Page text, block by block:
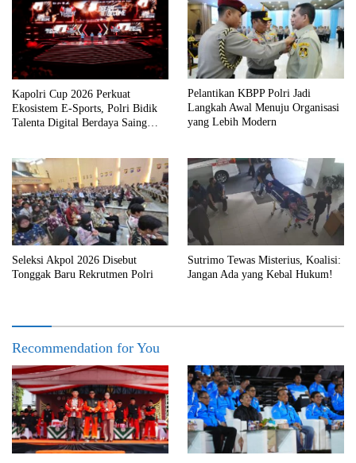
Kapolri Cup 2026 Perkuat
Ekosistem E-Sports, Polri Bidik
Talenta Digital Berdaya Saing
Pelantikan KBPP Polri Jadi
Langkah Awal Menuju Organisasi
yang Lebih Modern
Seleksi Akpol 2026 Disebut
Tonggak Baru Rekrutmen Polri
Sutrimo Tewas Misterius, Koalisi:
Jangan Ada yang Kebal Hukum!
Recommendation for You